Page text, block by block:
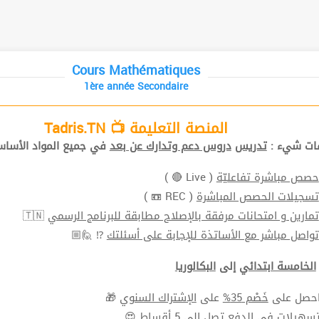
Cours Mathématiques
1ère année Secondaire
المنصة التعليمة 📺 Tadris.TN
شيء :تدريس دروس دعم وتدارك عن بعدفي جميع المواد
حصص مباشرة تفاعليّة( Live 🔴 )
تسجيلات الحصص المباشرة( REC 📼 )
تمارين و امتحانات مرفقة بالإصلاح مطابقة للبرنامج الرسمي 🇹🇳
تواصل مباشر مع الأساتذة للإجابة على أسئلتك⁉ 🙋🏼
الخامسة ابتدائيإلىالبكالوريا
علىخَصْم 35% علىالإشتراك السنوي 🎁